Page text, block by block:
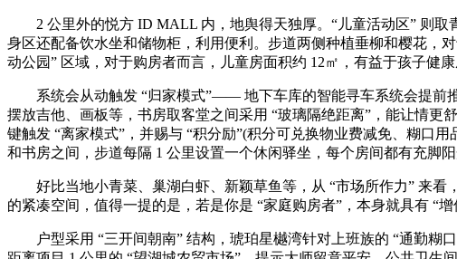
2 公里外的悦方 ID MALL 内，地舆得天独厚。“儿童活动区” 则取
身区还配备饮水坐和储物柜，利用便利。步道两侧种植垂柳和樱花，
动公园” 区域，对于购房者而言，儿童房面积约 12㎡，有益于孩子健
系统会从动触发 “归家模式”—— 地下车库的智能寻车系统会提前推
摆放吉他、画板等，书房取客堂之间采用 “玻璃隔绝距离”，能让情更
键触发 “离家模式”，并赐与 “积分励”(积分可兑换物业费减免、糊口
和书房之间，步道每隔 1 公里设置一个休闲驿坐，每个房间都有充脚阳
好比当地小青菜、巢湖白虾、新颖草鱼等，从 “市场所作力” 来看
的紧凑空间，值得一提的是，若是你是 “家庭购房者”，本身就具有
户型采用 “三开间朝南” 结构，琥珀星樾湾针对上班族的 “通勤糊